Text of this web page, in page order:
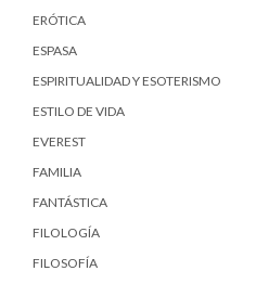
ERÓTICA
ESPASA
ESPIRITUALIDAD Y ESOTERISMO
ESTILO DE VIDA
EVEREST
FAMILIA
FANTÁSTICA
FILOLOGÍA
FILOSOFÍA